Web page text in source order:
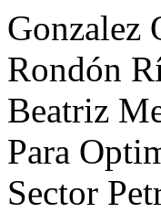
Gonzalez
Rondón
Beatriz
Para
Sector